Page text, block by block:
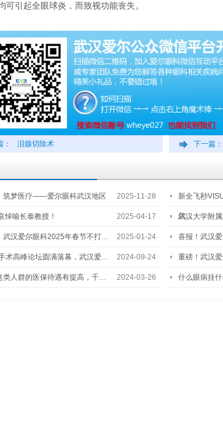
可引起全眼球炎，而致视功能丧失。
： 泪腺切除术 下一篇：
筑梦医疗——爱尔眼科武汉地区 2025-11-28 新全飞秒
尔…
悼喻长泰教授！ 2025-04-17 武汉大学附
武汉爱尔眼科2025年春节不打… 2025-01-24 喜报！武汉
术高峰论坛圆满落幕，武汉爱… 2024-09-24 重磅！武汉
类人群的医保待遇有提高，千… 2024-03-26 什么眼病挂